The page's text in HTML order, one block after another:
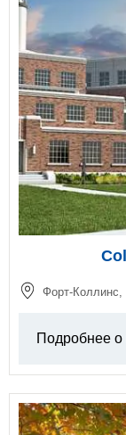
Форт-Коллинс,
Подробнее